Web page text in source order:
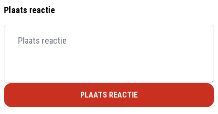
Plaats reactie
PLAATS REACTIE